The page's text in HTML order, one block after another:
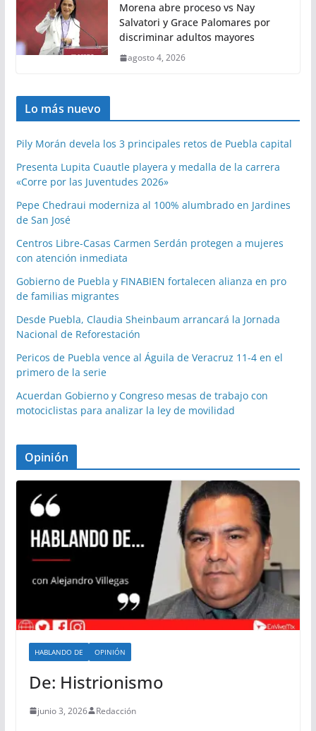
Morena abre proceso vs Nay
Salvatori y Grace Palomares por
discriminar adultos mayores
agosto 4, 2026
Lo más nuevo
Pily Morán devela los 3 principales retos de Puebla capital
Presenta Lupita Cuautle playera y medalla de la carrera
«Corre por las Juventudes 2026»
Pepe Chedraui moderniza al 100% alumbrado en Jardines
de San José
Centros Libre-Casas Carmen Serdán protegen a mujeres
con atención inmediata
Gobierno de Puebla y FINABIEN fortalecen alianza en pro
de familias migrantes
Desde Puebla, Claudia Sheinbaum arrancará la Jornada
Nacional de Reforestación
Pericos de Puebla vence al Águila de Veracruz 11-4 en el
primero de la serie
Acuerdan Gobierno y Congreso mesas de trabajo con
motociclistas para analizar la ley de movilidad
Opinión
HABLANDO DE OPINIÓN
De: Histrionismo
junio 3, 2026 Redacción